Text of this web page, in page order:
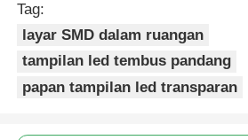
Tag:
layar SMD dalam ruangan
tampilan led tembus pandang
papan tampilan led transparan